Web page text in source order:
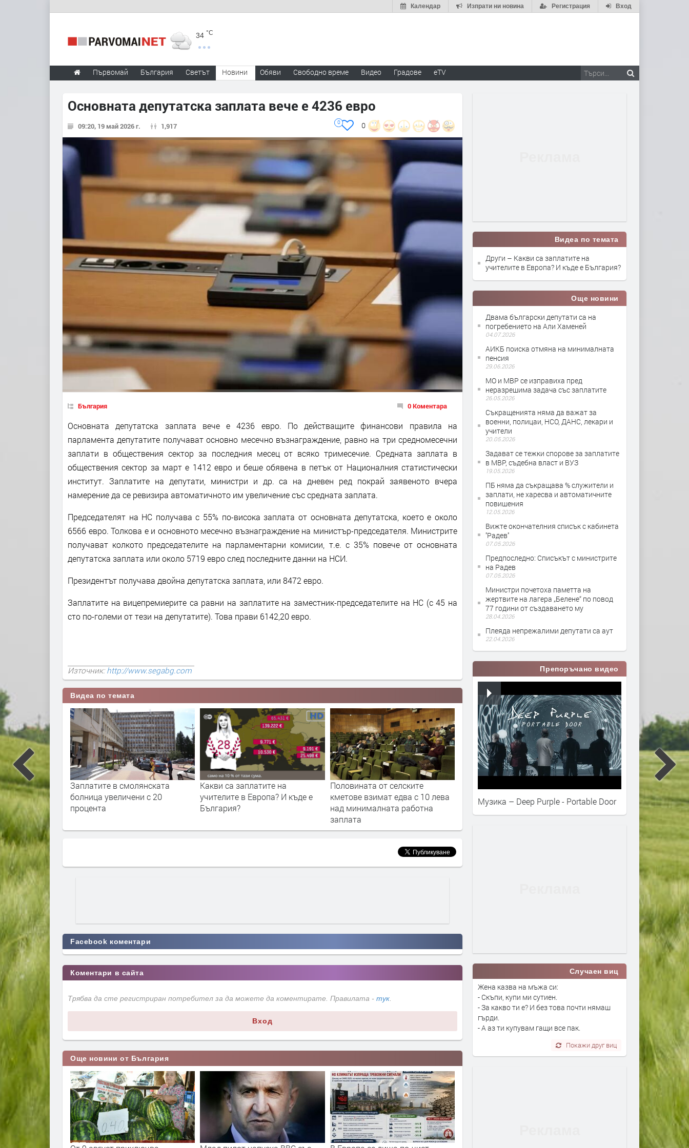
Вход
Регистрация
Изпрати ни новина
Календар
34 °C
Първомай България Светът Новини Обяви Свободно време Видео Градове eTV
Основната депутатска заплата вече е 4236 евро
09:20, 19 май 2026 г. 1,917 0
0
България 0 Коментара
Основната депутатска заплата вече е 4236 евро. По действащите финансови правила на
парламента депутатите получават основно месечно възнаграждение, равно на три средномесечни
заплати в обществения сектор за последния месец от всяко тримесечие. Средната заплата в
обществения сектор за март е 1412 евро и беше обявена в петък от Националния статистически
институт. Заплатите на депутати, министри и др. са на дневен ред покрай заявеното вчера
намерение да се ревизира автоматичното им увеличение със средната заплата.
Председателят на НС получава с 55% по-висока заплата от основната депутатска, което е около
6566 евро. Толкова е и основното месечно възнаграждение на министър-председателя. Министрите
получават колкото председателите на парламентарни комисии, т.е. с 35% повече от основната
депутатска заплата или около 5719 евро след последните данни на НСИ.
Президентът получава двойна депутатска заплата, или 8472 евро.
Заплатите на вицепремиерите са равни на заплатите на заместник-председателите на НС (с 45 на
сто по-големи от тези на депутатите). Това прави 6142,20 евро.
Източник:http://www.segabg.com
Видеа по темата
Хасково по
за
на тази
Заплатите в смолянската
болница увеличени с 20
процента
Какви са заплатите на
учителите в Европа? И къде е
България?
Половината от селските
кметове взимат едва с 10 лева
над минималната работна
заплата
намаляват!Народа пише
верисии даже във втора
Екопрогрес няма пари за
дейността си до края на
годината
Facebook коментари
Коментари в сайта
Трябва да сте регистриран потребител за да можете да коментирате. Правилата - тук.
Вход
Още новини от България
Видеа по темата
Други – Какви са заплатите на
учителите в Европа? И къде е България?
Още новини
Двама български депутати са на
погребението на Али Хаменей
04.07.2026
АИКБ поиска отмяна на минималната
пенсия
29.06.2026
МО и МВР се изправиха пред
неразрешима задача със заплатите
26.05.2026
Съкращенията няма да важат за
военни, полицаи, НСО, ДАНС, лекари и
учители
20.05.2026
Задават се тежки спорове за заплатите
в МВР, съдебна власт и ВУЗ
19.05.2026
ПБ няма да съкращава % служители и
заплати, не харесва и автоматичните
повишения
12.05.2026
Вижте окончателния списък с кабинета
''Радев''
07.05.2026
Предпоследно: Списъкът с министрите
на Радев
07.05.2026
Министри почетоха паметта на
жертвите на лагера „Белене“ по повод
77 години от създаването му
28.04.2026
Плеяда непрежалими депутати са аут
22.04.2026
Препоръчано видео
Музика – Deep Purple - Portable Door
Случаен виц
Жена казва на мъжа си:
- Скъпи, купи ми сутиен.
- За какво ти е? И без това почти нямаш
гърди.
- А аз ти купувам гащи все пак.
Покажи друг виц